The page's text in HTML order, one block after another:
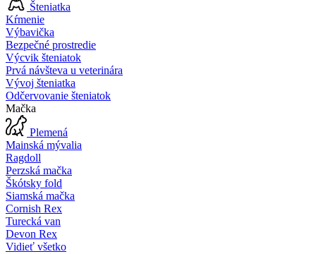
Šteniatka
Kŕmenie
Výbavička
Bezpečné prostredie
Výcvik šteniatok
Prvá návšteva u veterinára
Vývoj šteniatka
Odčervovanie šteniatok
Mačka
Plemená
Mainská mývalia
Ragdoll
Perzská mačka
Škótsky fold
Siamská mačka
Cornish Rex
Turecká van
Devon Rex
Vidieť všetko